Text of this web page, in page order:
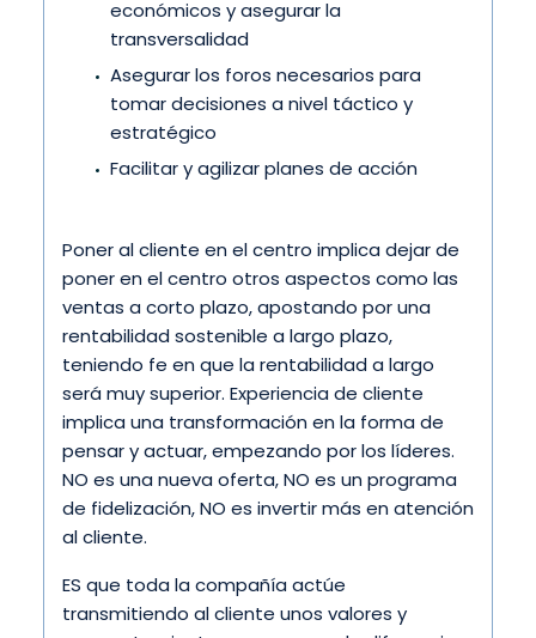
económicos y asegurar la
transversalidad
Asegurar los foros necesarios para
tomar decisiones a nivel táctico y
estratégico
Facilitar y agilizar planes de acción
Poner al cliente en el centro implica dejar de
poner en el centro otros aspectos como las
ventas a corto plazo, apostando por una
rentabilidad sostenible a largo plazo,
teniendo fe en que la rentabilidad a largo
será muy superior. Experiencia de cliente
implica una transformación en la forma de
pensar y actuar, empezando por los líderes.
NO es una nueva oferta, NO es un programa
de fidelización, NO es invertir más en atención
al cliente.
ES que toda la compañía actúe
transmitiendo al cliente unos valores y